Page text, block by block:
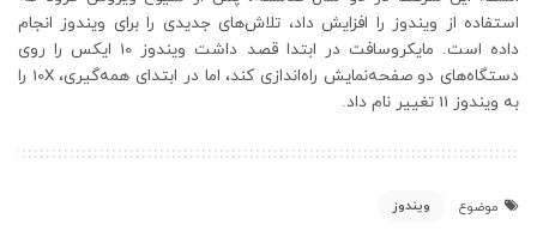
استفاده از ویندوز را افزایش داد، تلاش‌های جدیدی را برای ویندوز انجام
داده است. مایکروسافت در ابتدا قصد داشت ویندوز 10 ایکس را روی
دستگاه‌های دو صفحه‌نمایش راه‌اندازی کند، اما در ابتدای همه‌گیری، 10X را
به ویندوز 11 تغییر نام داد.
موضوع ویندوز